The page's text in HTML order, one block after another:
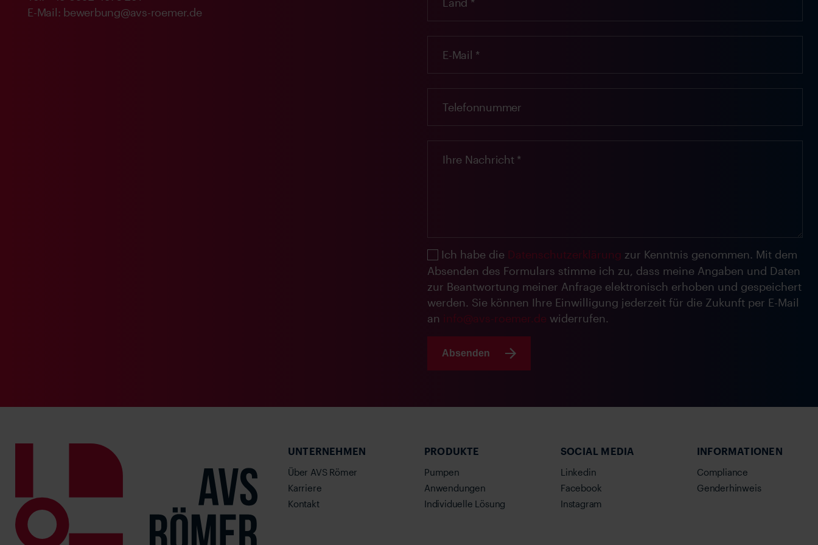
E-Mail: bewerbung@avs-roemer.de
Ich habe die Datenschutzerklärung zur Kenntnis genommen. Mit dem
Absenden des Formulars stimme ich zu, dass meine Angaben und Daten
zur Beantwortung meiner Anfrage elektronisch erhoben und gespeichert
werden. Sie können Ihre Einwilligung jederzeit für die Zukunft per E-Mail
an info@avs-roemer.de widerrufen.
Absenden
UNTERNEHMEN
Über AVS Römer
Karriere
Kontakt
PRODUKTE
Pumpen
Anwendungen
Individuelle Lösung
SOCIAL MEDIA
Linkedin
Facebook
Instagram
INFORMATIONEN
Compliance
Genderhinweis